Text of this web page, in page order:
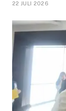
22 JULI 2026